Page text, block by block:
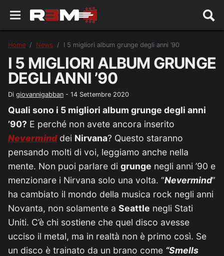
Home News I 5 migliori album grunge degli anni ’90
I 5 MIGLIORI ALBUM GRUNGE
DEGLI ANNI ’90
Di giovannigabban - 14 Settembre 2020
Quali sono i 5 migliori album grunge degli anni
’90? E perché non avete ancora inserito
Neverminddei Nirvana? Questo staranno
pensando molti di voi, leggiamo anche nella
mente. Non puoi parlare di grunge negli anni ’90 e
menzionare i Nirvana solo una volta. “Nevermind”
ha cambiato il mondo della musica rock negli anni
Novanta, non solamente a Seattle negli Stati
Uniti. C’è chi sostiene che quel disco avesse
ucciso il metal, ma in realtà non è primo così. Se
un disco è trainato da un brano come “Smells